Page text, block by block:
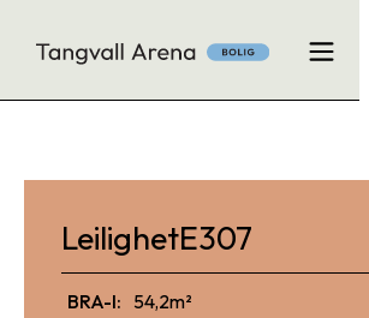
LeilighetE307
BRA-I: 54,2m²